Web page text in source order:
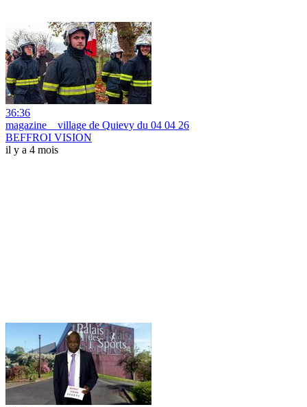
36:36
magazine _ village de Quievy du 04 04 26
BEFFROI VISION
il y a 4 mois